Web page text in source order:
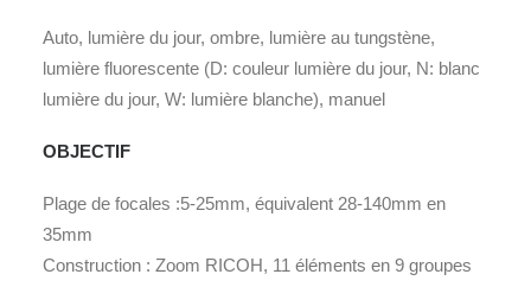
Auto, lumière du jour, ombre, lumière au tungstène,
lumière fluorescente (D: couleur lumière du jour, N: blanc
lumière du jour, W: lumière blanche), manuel
OBJECTIF
Plage de focales :5-25mm, équivalent 28-140mm en
35mm
Construction : Zoom RICOH, 11 éléments en 9 groupes